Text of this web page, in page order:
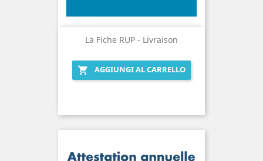
La Fiche RUP - Livraison
 AGGIUNGI AL CARRELLO